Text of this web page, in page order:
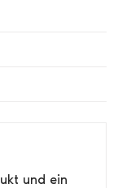
und ein